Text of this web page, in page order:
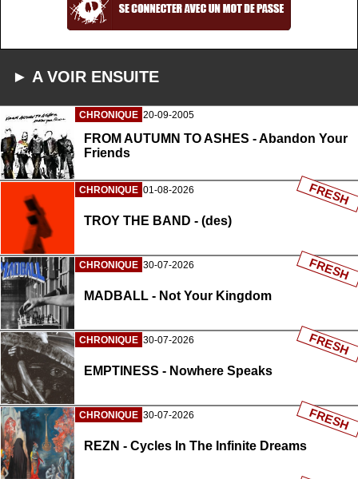
► A VOIR ENSUITE
CHRONIQUE 20-09-2005
FROM AUTUMN TO ASHES - Abandon Your
Friends
CHRONIQUE 01-08-2026
TROY THE BAND - (des)
FRESH
CHRONIQUE 30-07-2026
MADBALL - Not Your Kingdom
FRESH
CHRONIQUE 30-07-2026
EMPTINESS - Nowhere Speaks
FRESH
CHRONIQUE 30-07-2026
REZN - Cycles In The Infinite Dreams
FRESH